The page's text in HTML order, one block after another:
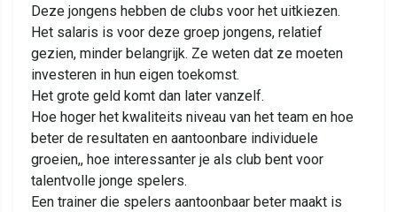
Deze jongens hebben de clubs voor het uitkiezen.
Het salaris is voor deze groep jongens, relatief
gezien, minder belangrijk. Ze weten dat ze moeten
investeren in hun eigen toekomst.
Het grote geld komt dan later vanzelf.
Hoe hoger het kwaliteits niveau van het team en hoe
beter de resultaten en aantoonbare individuele
groeien,, hoe interessanter je als club bent voor
talentvolle jonge spelers.
Een trainer die spelers aantoonbaar beter maakt is